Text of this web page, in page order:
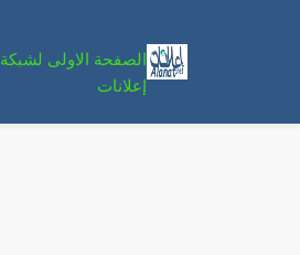
الصفحة الاولى لشبكة
إعلانات